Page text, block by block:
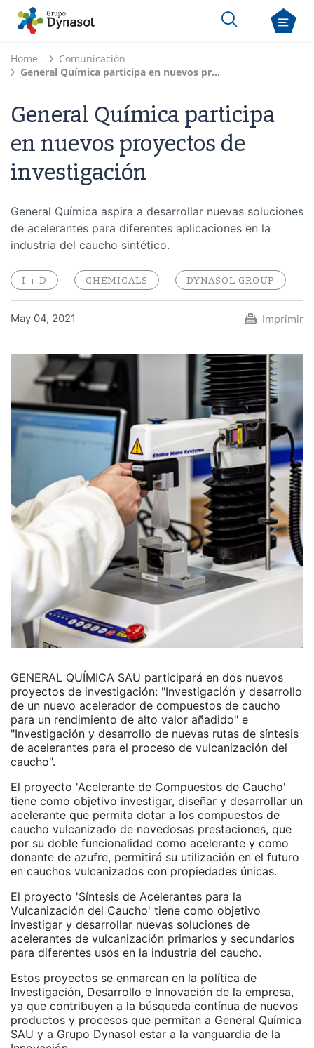
Home
Comunicación
General Química participa en nuevos proyectos de investigación
General Química participa
en nuevos proyectos de
investigación
General Química aspira a desarrollar nuevas soluciones
de acelerantes para diferentes aplicaciones en la
industria del caucho sintético.
I + D CHEMICALS DYNASOL GROUP
May 04, 2021 Imprimir
GENERAL QUÍMICA SAU participará en dos nuevos
proyectos de investigación: "Investigación y desarrollo
de un nuevo acelerador de compuestos de caucho
para un rendimiento de alto valor añadido" e
"Investigación y desarrollo de nuevas rutas de síntesis
de acelerantes para el proceso de vulcanización del
caucho".
El proyecto 'Acelerante de Compuestos de Caucho'
tiene como objetivo investigar, diseñar y desarrollar un
acelerante que permita dotar a los compuestos de
caucho vulcanizado de novedosas prestaciones, que
por su doble funcionalidad como acelerante y como
donante de azufre, permitirá su utilización en el futuro
en cauchos vulcanizados con propiedades únicas.
El proyecto 'Síntesis de Acelerantes para la
Vulcanización del Caucho' tiene como objetivo
investigar y desarrollar nuevas soluciones de
acelerantes de vulcanización primarios y secundarios
para diferentes usos en la industria del caucho.
Estos proyectos se enmarcan en la política de
Investigación, Desarrollo e Innovación de la empresa,
ya que contribuyen a la búsqueda contínua de nuevos
productos y procesos que permitan a General Química
SAU y a Grupo Dynasol estar a la vanguardia de la